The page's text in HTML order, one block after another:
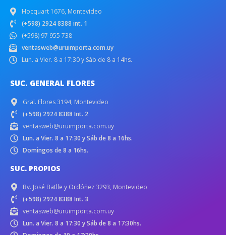
Hocquart 1676, Montevideo
(+598) 2924 8388 int. 1
(+598) 97 955 738
ventasweb@uruimporta.com.uy
Lun. a Vier. 8 a 17:30 y Sáb de 8 a 14hs.
SUC. GENERAL FLORES
Gral. Flores 3194, Montevideo
(+598) 2924 8388 Int. 2
ventasweb@uruimporta.com.uy
Lun. a Vier. 8 a 17:30 y Sáb de 8 a 16hs.
Domingos de 8 a 16hs.
SUC. PROPIOS
Bv. José Batlle y Ordóñez 3293, Montevideo
(+598) 2924 8388 Int. 3
ventasweb@uruimporta.com.uy
Lun. a Vier. 8 a 17:30 y Sáb de 8 a 17:30hs.